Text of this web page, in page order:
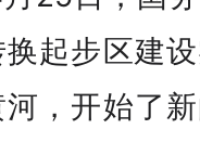
换起步区建
，开始了